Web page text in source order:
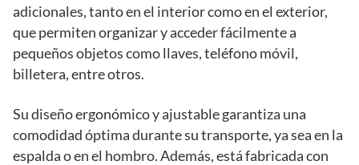
adicionales, tanto en el interior como en el exterior,
que permiten organizar y acceder fácilmente a
pequeños objetos como llaves, teléfono móvil,
billetera, entre otros.
Su diseño ergonómico y ajustable garantiza una
comodidad óptima durante su transporte, ya sea en la
espalda o en el hombro. Además, está fabricada con